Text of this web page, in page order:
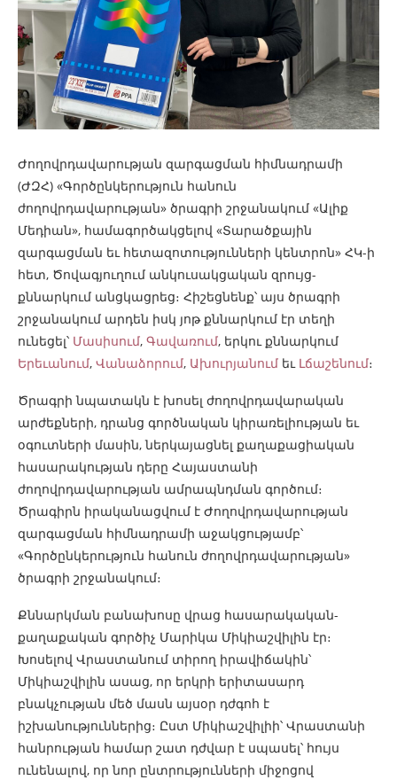
Ժողովրդավարության զարգացման հիմնադրամի
(ԺԶՀ) «Գործընկերություն հանուն
ժողովրդավարության» ծրագրի շրջանակում «Ալիք
Մեդիան», համագործակցելով «Տարածքային
զարգացման եւ հետազոտությունների կենտրոն» ՀԿ-ի
հետ, Ծովագյուղում անկուսակցական զրույց-
քննարկում անցկացրեց։ Հիշեցնենք՝ այս ծրագրի
շրջանակում արդեն իսկ յոթ քննարկում էր տեղի
ունեցել՝ Մասիսում, Գավառում, երկու քննարկում
Երեւանում, Վանաձորում, Ախուրյանում եւ Լճաշենում։
Ծրագրի նպատակն է խոսել ժողովրդավարական
արժեքների, դրանց գործնական կիրառելիության եւ
օգուտների մասին, ներկայացնել քաղաքացիական
հասարակության դերը Հայաստանի
ժողովրդավարության ամրապնդման գործում։
Ծրագիրն իրականացվում է Ժողովրդավարության
զարգացման հիմնադրամի աջակցությամբ՝
«Գործընկերություն հանուն ժողովրդավարության»
ծրագրի շրջանակում։
Քննարկման բանախոսը վրաց հասարակական-
քաղաքական գործիչ Մարիկա Միկիաշվիլին էր։
Խոսելով Վրաստանում տիրող իրավիճակին՝
Միկիաշվիլին ասաց, որ երկրի երիտասարդ
բնակչության մեծ մասն այսօր դժգոհ է
իշխանություններից։ Ըստ Միկիաշվիլիի՝ Վրաստանի
հանրության համար շատ դժվար է սպասել՝ հույս
ունենալով, որ նոր ընտրությունների միջոցով